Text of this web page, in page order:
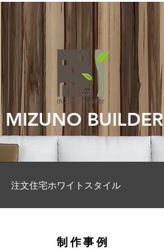
MIZUNO BUILDER
注文住宅ホワイトスタイル
​制作事例